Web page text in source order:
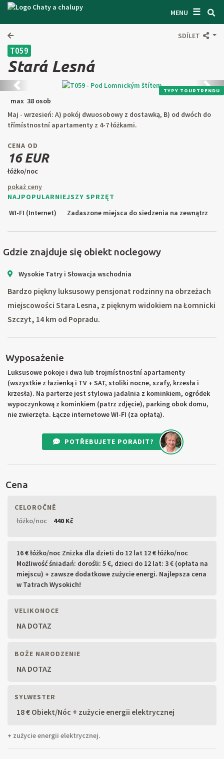
MENU ☰
WYSZUKIWARKA CZATÓW
OGÓLNE WARUNKI
ŁĄCZNOŚĆ
WEJŚCIE WŁAŚCICIELA
SZUKAJ W TEKŚCIE
ZAPROPONUJ PRZEDMIOT
CZ SK
PL
SDÍLET
T059
Stará Lesná
Předchozí TYPY TOURTRENDU
max 38 osob
Maj - wrzesień: A) pokój dwuosobowy z dostawką, B) od dwóch do
třímístnostní apartamenty z 4-7 łóżkami.
CENA OD
16 EUR
łóżko/noc
pokaż ceny
NAJPOPULARNIEJSZY SPRZĘT
WI-FI (Internet)
Zadaszone miejsca do siedzenia na zewnątrz
Gdzie znajduje się obiekt noclegowy
Wysokie Tatry i Słowacja wschodnia
Bardzo piękny luksusowy pensjonat rodzinny na obrzeżach
miejscowości Stara Lesna, z pięknym widokiem na Łomnicki
Szczyt, 14 km od Popradu.
Wyposażenie
Luksusowe pokoje i dwa lub trojmístnostní apartamenty
(wszystkie z łazienką i TV + SAT, stoliki nocne, szafy, krzesła i
krzesła). Na parterze jest stylowa jadalnia z kominkiem, ogródek
wypoczynkową z kominkiem (patrz zdjęcie), parking obok domu,
nie zwierzęta. Łącze internetowe WI-FI (za opłatą).
POTŘEBUJETE PORADIT?
Cena
CELOROČNĚ
łóżko/noc
440 Kč
16 € łóżko/noc Znizka dla dzieti do 12 lat 12 € łóżko/noc
Możliwość śniadań: dorośli: 5 €, dzieci do 12 lat: 3 € (opłata na
miejscu) + zawsze dodatkowe zużycie energi. Najlepsza cena
w Tatrach Wysokich!
VELIKONOCE
NA DOTAZ
BOŻE NARODZENIE
NA DOTAZ
SYLWESTER
18 € Obiekt/Nóc + zużycie energii elektrycznej
+ zużycie energii elektrycznej.